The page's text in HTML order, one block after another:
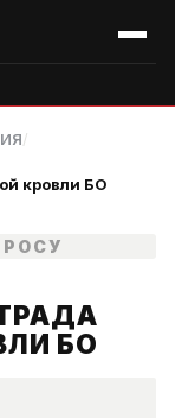
/
кровли БО
БО